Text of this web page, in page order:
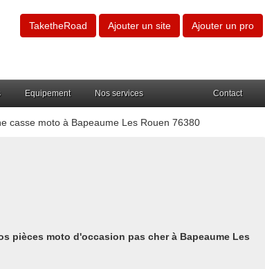
TaketheRoad Ajouter un site Ajouter un pro
Equipement Nos services Contact
casse moto à Bapeaume Les Rouen 76380
pièces moto d'occasion pas cher à Bapeaume Les